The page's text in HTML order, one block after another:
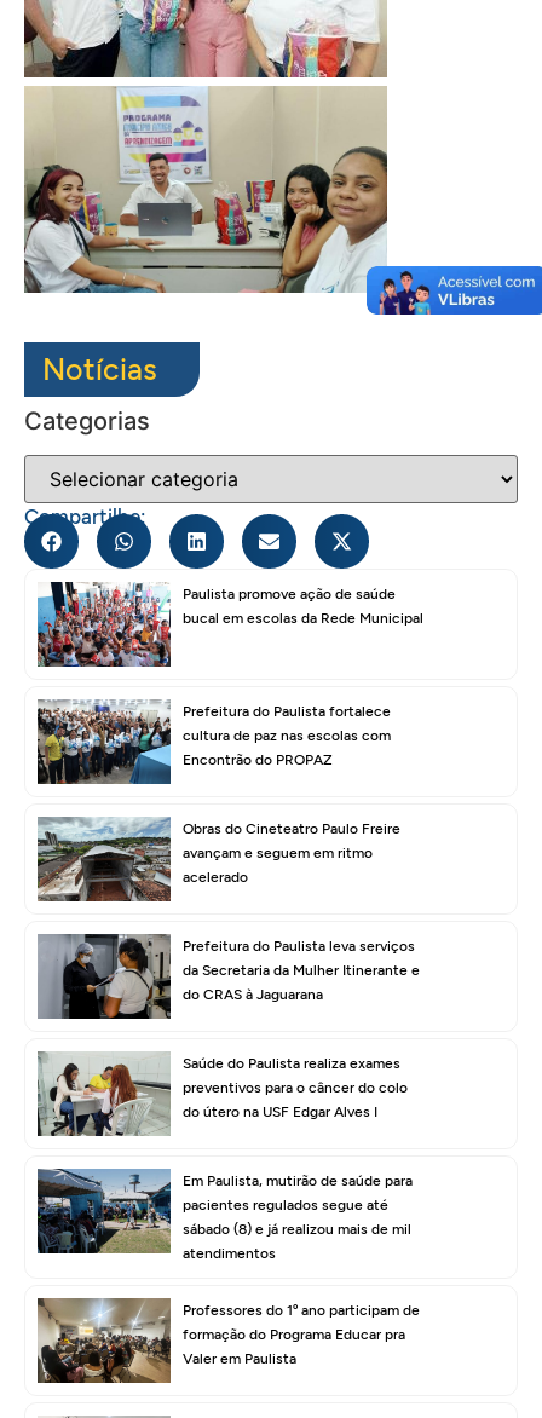
Notícias
Categorias
Compartilhe:
Paulista promove ação de saúde
bucal em escolas da Rede Municipal
Prefeitura do Paulista fortalece
cultura de paz nas escolas com
Encontrão do PROPAZ
Obras do Cineteatro Paulo Freire
avançam e seguem em ritmo
acelerado
Prefeitura do Paulista leva serviços
da Secretaria da Mulher Itinerante e
do CRAS à Jaguarana
Saúde do Paulista realiza exames
preventivos para o câncer do colo
do útero na USF Edgar Alves I
Em Paulista, mutirão de saúde para
pacientes regulados segue até
sábado (8) e já realizou mais de mil
atendimentos
Professores do 1º ano participam de
formação do Programa Educar pra
Valer em Paulista